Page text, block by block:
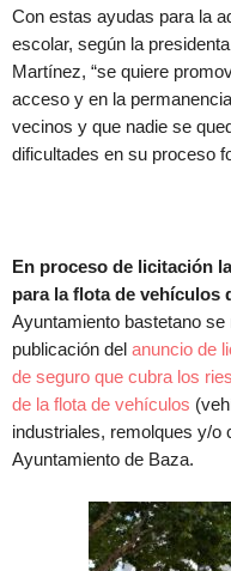
Con estas ayudas para la
escolar, según la
Martínez, “se quiere
acceso y en la
vecinos y que nadie se
dificultades en su proceso
En proceso de licitación
para la flota de vehículos
Ayuntamiento bastetano
publicación del anuncio de
de seguro que cubra los
de la flota de vehículos
industriales, remolques y/o
Ayuntamiento de Baza.